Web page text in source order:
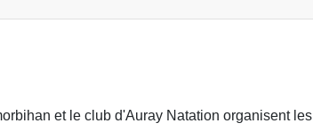
et le club d'Auray Natation organisent les